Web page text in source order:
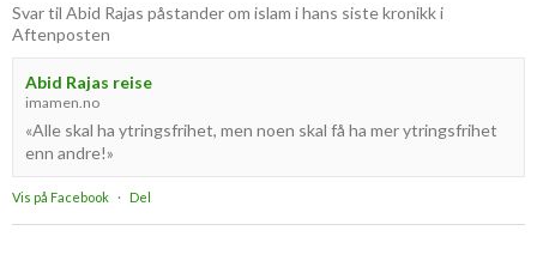
Svar til Abid Rajas påstander om islam i hans siste kronikk i
Aftenposten
Abid Rajas reise
imamen.no
«Alle skal ha ytringsfrihet, men noen skal få ha mer ytringsfrihet
enn andre!»
Vis på Facebook · Del